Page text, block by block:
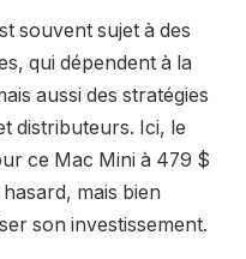
souvent sujet à des
qui dépendent à la
aussi des stratégies
distributeurs. Ici, le
ce Mac Mini à 479 $
mais bien
son investissement.